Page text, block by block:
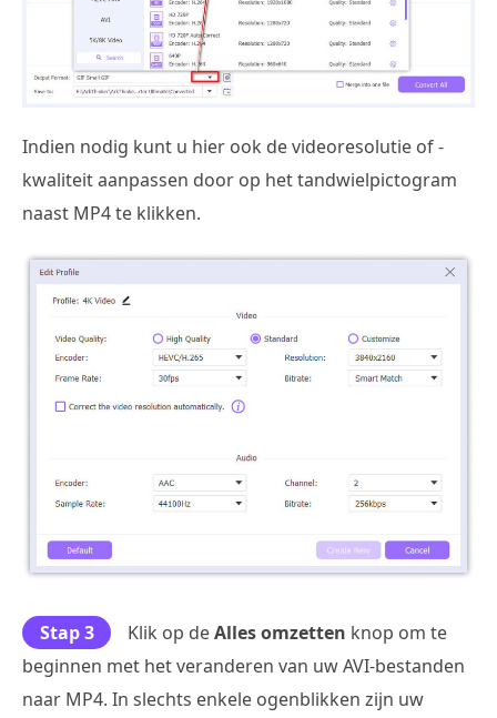
Indien nodig kunt u hier ook de videoresolutie of -
kwaliteit aanpassen door op het tandwielpictogram
naast MP4 te klikken.
Stap 3 Klik op deAlles omzetten knop om te
beginnen met het veranderen van uw AVI-bestanden
naar MP4. In slechts enkele ogenblikken zijn uw